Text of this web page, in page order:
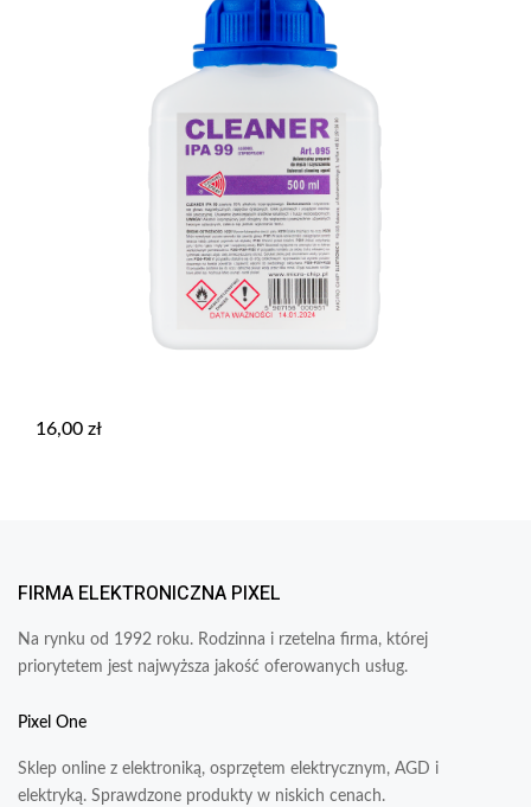
16,00 zł
FIRMA ELEKTRONICZNA PIXEL
Na rynku od 1992 roku. Rodzinna i rzetelna firma, której
priorytetem jest najwyższa jakość oferowanych usług.
Pixel One
Sklep online z elektroniką, osprzętem elektrycznym, AGD i
elektryką. Sprawdzone produkty w niskich cenach.